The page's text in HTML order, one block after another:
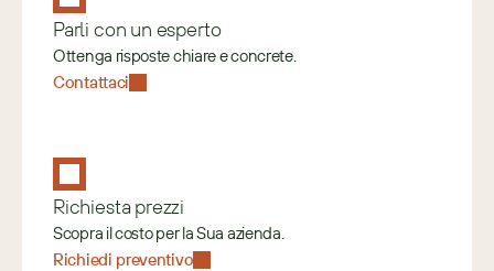
Parli con un esperto
Ottenga risposte chiare e concrete.
Contattaci
Richiesta prezzi
Scopra il costo per la Sua azienda.
Richiedi preventivo